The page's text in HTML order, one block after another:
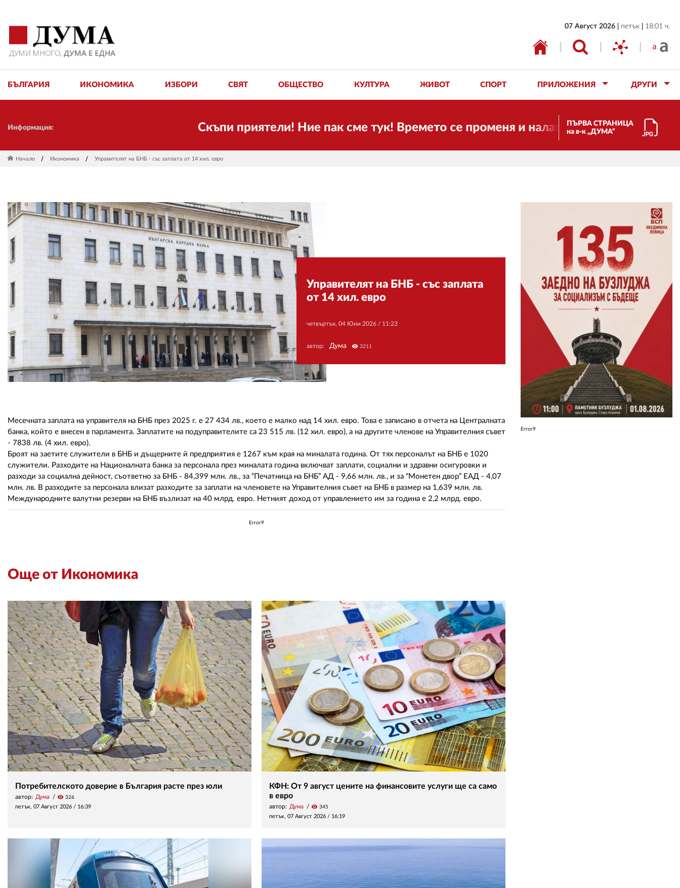
07 Август 2026 петък 18:01 ч.
БЪЛГАРИЯ ИКОНОМИКА ИЗБОРИ СВЯТ ОБЩЕСТВО КУЛТУРА ЖИВОТ СПОРТ ПРИЛОЖЕНИЯ ДРУГИ
Информация: Скъпи приятели! Ние пак сме тук! Времето се променя и налага необходимостта от
ПЪРВА СТРАНИЦА
на в-к „ДУМА“
Начало Икономика Управителят на БНБ - със заплата от 14 хил. евро
Управителят на БНБ - със заплата
от 14 хил. евро
четвъртък, 04 Юни 2026 / 11:23
автор: Дума visibility3211
Месечната заплата на управителя на БНБ през 2025 г. е 27 434 лв., което е малко над 14 хил. евро. Това е записано в отчета на Централната
банка, който е внесен в парламента. Заплатите на подуправителите са 23 515 лв. (12 хил. евро), а на другите членове на Управителния съвет
- 7838 лв. (4 хил. евро).
Броят на заетите служители в БНБ и дъщерните й предприятия е 1267 към края на миналата година. От тях персоналът на БНБ е 1020
служители. Разходите на Националната банка за персонала през миналата година включват заплати, социални и здравни осигуровки и
разходи за социална дейност, съответно за БНБ - 84,399 млн. лв., за “Печатница на БНБ” АД - 9,66 млн. лв., и за “Монетен двор” ЕАД - 4,07
млн. лв. В разходите за персонала влизат разходите за заплати на членовете на Управителния съвет на БНБ в размер на 1,639 млн. лв.
Международните валутни резерви на БНБ възлизат на 40 млрд. евро. Нетният доход от управлението им за година е 2,2 млрд. евро.
Error9
Още от Икономика
Потребителското доверие в България расте през юли
автор: Дума visibility 326
петък, 07 Август 2026 / 16:39
КФН: От 9 август цените на финансовите услуги ще са само
в евро
автор: Дума visibility 345
петък, 07 Август 2026 / 16:19
Error9
ИКОНОМИКА
ОБЩЕСТВО
АВТОРИ
РЕДАКЦИЯ
РЕКЛАМА
АБОНАМЕНТ
УСЛОВИЯ ЗА ПОЛЗВАНЕ
ПОЛИТИКА ЗА БИСКВИТКИТЕ
ПОЛИТИКАТА ЗА